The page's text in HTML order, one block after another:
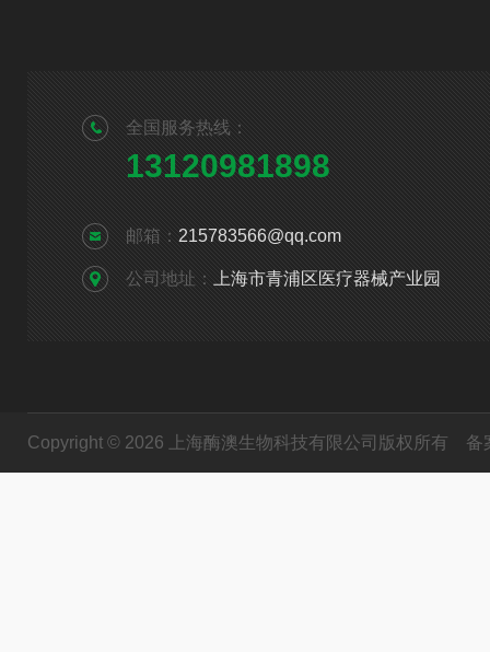
全国服务热线：
13120981898
邮箱： 215783566@qq.com
公司地址： 上海市青浦区医疗器械产业园
Copyright © 2026 上海酶澳生物科技有限公司版权所有 备